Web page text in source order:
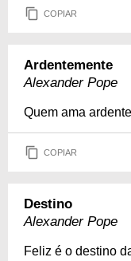
COPIAR
Ardentemente
Alexander Pope
Quem ama
COPIAR
Destino
Alexander Pope
Feliz é o destino